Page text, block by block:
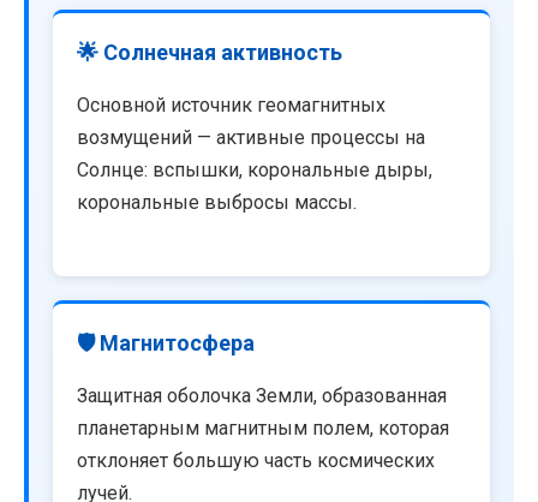
🌟 Солнечная активность
Основной источник геомагнитных
возмущений — активные процессы на
Солнце: вспышки, корональные дыры,
корональные выбросы массы.
🛡️ Магнитосфера
Защитная оболочка Земли, образованная
планетарным магнитным полем, которая
отклоняет большую часть космических
лучей.